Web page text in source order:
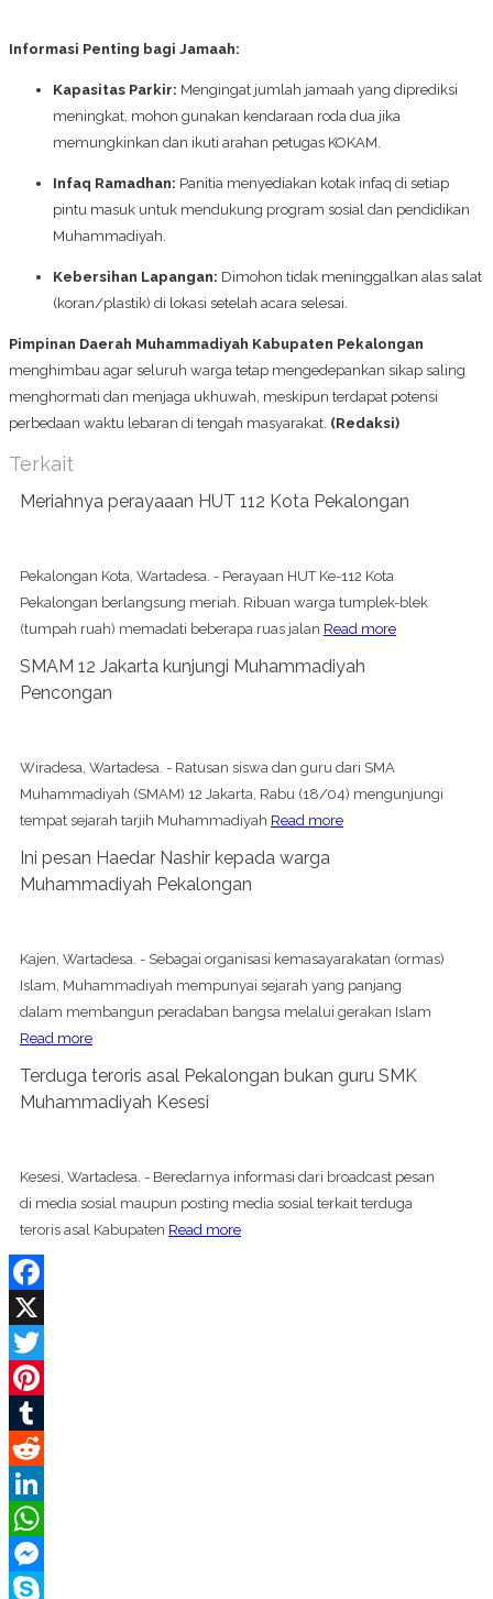
Informasi Penting bagi Jamaah:
Kapasitas Parkir: Mengingat jumlah jamaah yang diprediksi
meningkat, mohon gunakan kendaraan roda dua jika
memungkinkan dan ikuti arahan petugas KOKAM.
Infaq Ramadhan: Panitia menyediakan kotak infaq di setiap
pintu masuk untuk mendukung program sosial dan pendidikan
Muhammadiyah.
Kebersihan Lapangan: Dimohon tidak meninggalkan alas salat
(koran/plastik) di lokasi setelah acara selesai.
Pimpinan Daerah Muhammadiyah Kabupaten Pekalongan
menghimbau agar seluruh warga tetap mengedepankan sikap saling
menghormati dan menjaga ukhuwah, meskipun terdapat potensi
perbedaan waktu lebaran di tengah masyarakat. (Redaksi)
Terkait
Meriahnya perayaaan HUT 112 Kota Pekalongan
Pekalongan Kota, Wartadesa. - Perayaan HUT Ke-112 Kota
Pekalongan berlangsung meriah. Ribuan warga tumplek-blek
(tumpah ruah) memadati beberapa ruas jalan Read more
SMAM 12 Jakarta kunjungi Muhammadiyah
Pencongan
Wiradesa, Wartadesa. - Ratusan siswa dan guru dari SMA
Muhammadiyah (SMAM) 12 Jakarta, Rabu (18/04) mengunjungi
tempat sejarah tarjih Muhammadiyah Read more
Ini pesan Haedar Nashir kepada warga
Muhammadiyah Pekalongan
Kajen, Wartadesa. - Sebagai organisasi kemasayarakatan (ormas)
Islam, Muhammadiyah mempunyai sejarah yang panjang
dalam membangun peradaban bangsa melalui gerakan Islam
Read more
Terduga teroris asal Pekalongan bukan guru SMK
Muhammadiyah Kesesi
Kesesi, Wartadesa. - Beredarnya informasi dari broadcast pesan
di media sosial maupun posting media sosial terkait terduga
teroris asal Kabupaten Read more
Facebook
X
Twitter
Pinterest
Tumblr
Reddit
LinkedIn
WhatsApp
Messenger